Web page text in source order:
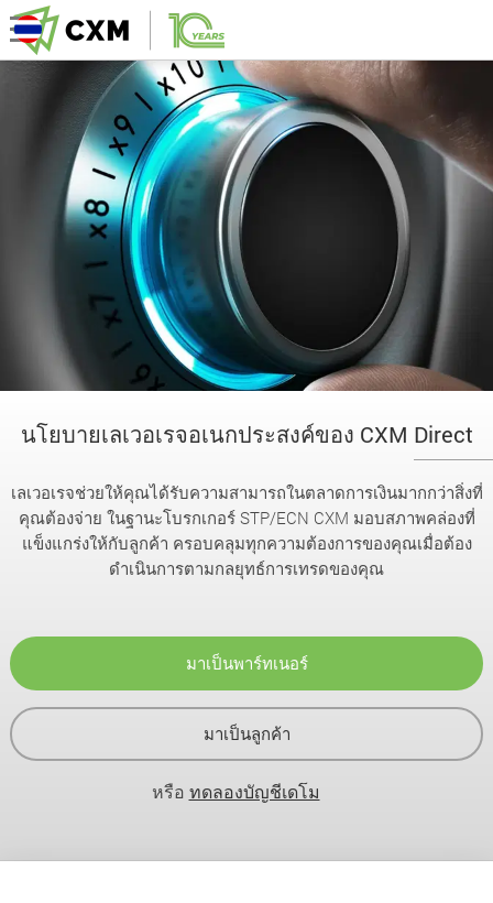
นโยบายเลเวอเรจอเนกประสงค์ของ CXM Direct
เลเวอเรจช่วยให้คุณได้รับความสามารถในตลาดการเงินมากกว่าสิ่งที่
คุณต้องจ่าย ในฐานะโบรกเกอร์ STP/ECN CXM มอบสภาพคล่องที่
แข็งแกร่งให้กับลูกค้า ครอบคลุมทุกความต้องการของคุณเมื่อต้อง
ดำเนินการตามกลยุทธ์การเทรดของคุณ
มาเป็นพาร์ทเนอร์
มาเป็นลูกค้า
หรือ ทดลองบัญชีเดโม